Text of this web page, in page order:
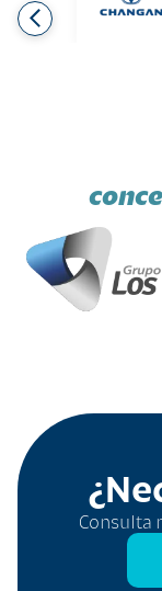
Consulta